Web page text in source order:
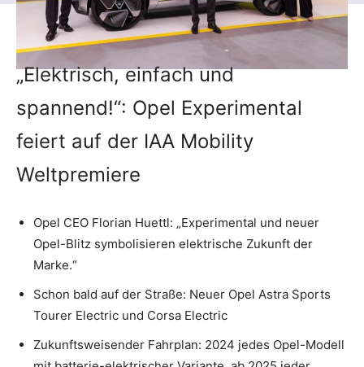
„Elektrisch, einfach und
spannend!“: Opel Experimental
feiert auf der IAA Mobility
Weltpremiere
Opel CEO Florian Huettl: „Experimental und neuer
Opel-Blitz symbolisieren elektrische Zukunft der
Marke.“
Schon bald auf der Straße: Neuer Opel Astra Sports
Tourer Electric und Corsa Electric
Zukunftsweisender Fahrplan: 2024 jedes Opel-Modell